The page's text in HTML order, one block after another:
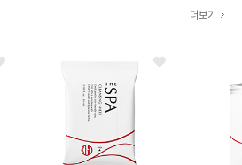
더보기